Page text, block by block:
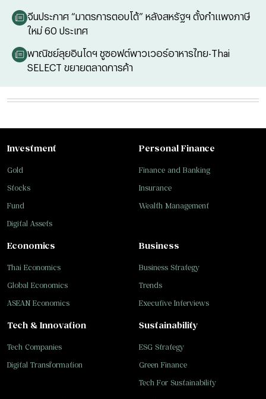
จีนประกาศ “มาตรการตอบโต้” หลังสหรัฐฯ ตั้งกำแพงภาษี
ใหม่ 60 ประเทศ
พาณิชย์ลุยอินโดฯ ชูซอฟต์พาวเวอร์อาหารไทย-Thai
SELECT ขยายตลาดการค้า
Investment
Gold
Stocks
Fund
Digital Assets
Personal Finance
Finance and Banking
Insurance
Wealth Management
Business
Business Strategy
Trends
Executive Interviews
Tech & Innovation
Tech Companies
Digital Transformation
Sustainability
ESG Strategy
Green Finance
Tech For Sustainability
Economics
Thai Economics
Global Economics
ASEAN Economics